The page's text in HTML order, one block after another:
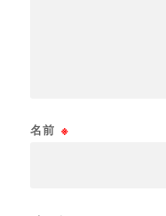
名前 ※